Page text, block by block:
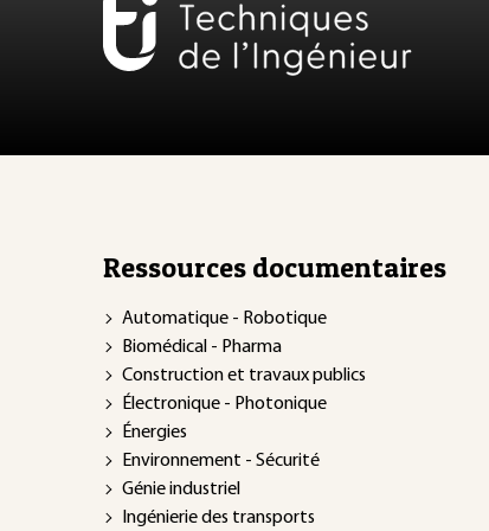
Ressources documentaires
Automatique - Robotique
Biomédical - Pharma
Construction et travaux publics
Électronique - Photonique
Énergies
Environnement - Sécurité
Génie industriel
Ingénierie des transports